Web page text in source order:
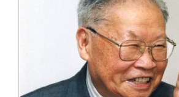
校友视界
校友服务
终身学习
校友总会